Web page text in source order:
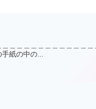
＿＿＿＿＿＿＿＿＿＿＿
紙の中の...